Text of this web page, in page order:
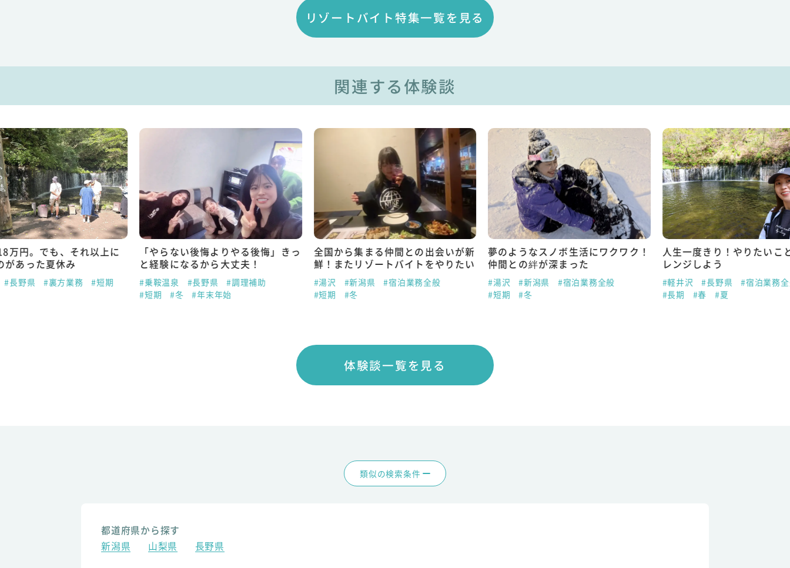
リゾートバイト特集一覧を見る
関連する体験談
万円。でも、それ以上に
があった夏休み
#長野県 #裏方業務 #短期
「やらない後悔よりやる後悔」きっ
と経験になるから大丈夫！
#乗鞍温泉 #長野県
#調理補助
#短期
#冬 #年末年始
全国から集まる仲間との出会いが新
鮮！またリゾートバイトをやりたい
#湯沢 #新潟県
#宿泊業務全般
#短期
#冬
夢のようなスノボ生活にワクワク！
仲間との絆が深まった
#湯沢 #新潟県
#宿泊業務全般
#短期
#冬
人生一度きり！やりたいこ
レンジしよう
#軽井沢 #長野県
#宿泊業務
#長期
#春 #夏
体験談一覧を見る
類似の検索条件
都道府県から探す
新潟県
山梨県 長野県